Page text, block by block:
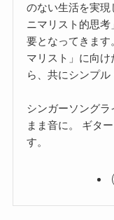
のない生活を実現
ニマリスト的思
要となってきま
マリスト」に向
ら、共にシンプル
シンガーソング
まま音に。 ギタ
す。